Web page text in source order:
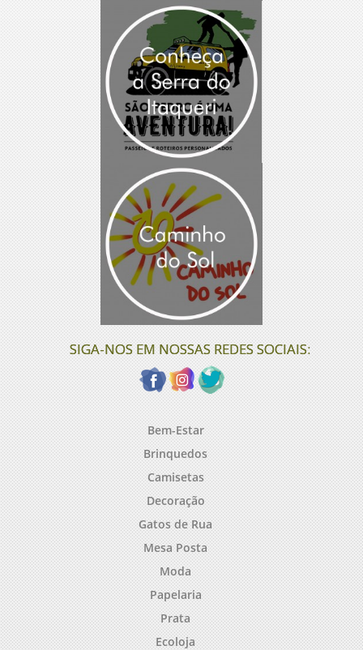
SIGA-NOS EM NOSSAS REDES SOCIAIS:
Bem-Estar
Brinquedos
Camisetas
Decoração
Gatos de Rua
Mesa Posta
Moda
Papelaria
Prata
Ecoloja